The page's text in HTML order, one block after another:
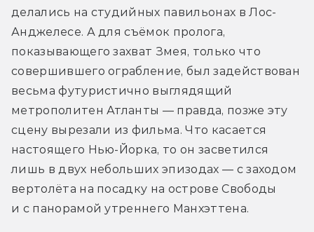
делались на студийных павильонах в Лос-
Анджелесе. А для съёмок пролога,
показывающего захват Змея, только что
совершившего ограбление, был задействован
весьма футуристично выглядящий
метрополитен Атланты — правда, позже эту
сцену вырезали из фильма. Что касается
настоящего Нью-Йорка, то он засветился
лишь в двух небольших эпизодах — с заходом
вертолёта на посадку на острове Свободы
и с панорамой утреннего Манхэттена.